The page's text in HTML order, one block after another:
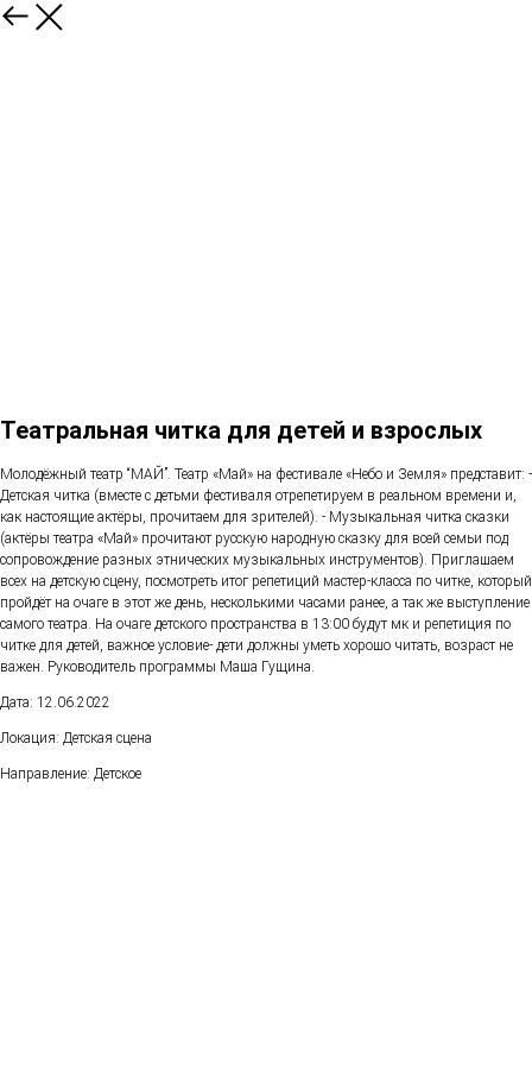
Театральная читка для детей и взрослых
Молодёжный театр “МАЙ”. Театр «Май» на фестивале «Небо и Земля» представит: -
Детская читка (вместе с детьми фестиваля отрепетируем в реальном времени и,
как настоящие актёры, прочитаем для зрителей). - Музыкальная читка сказки
(актёры театра «Май» прочитают русскую народную сказку для всей семьи под
сопровождение разных этнических музыкальных инструментов). Приглашаем
всех на детскую сцену, посмотреть итог репетиций мастер-класса по читке, который
пройдёт на очаге в этот же день, несколькими часами ранее, а так же выступление
самого театра. На очаге детского пространства в 13:00 будут мк и репетиция по
читке для детей, важное условие- дети должны уметь хорошо читать, возраст не
важен. Руководитель программы Маша Гущина.
Дата: 12.06.2022
Локация: Детская сцена
Направление: Детское